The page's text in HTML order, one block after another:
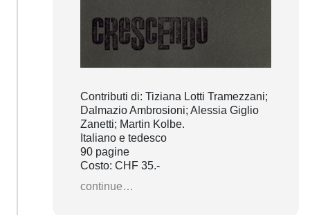
Contributi di: Tiziana Lotti Tramezzani;
Dalmazio Ambrosioni; Alessia Giglio
Zanetti; Martin Kolbe.
Italiano e tedesco
90 pagine
Costo: CHF 35.-
continue…